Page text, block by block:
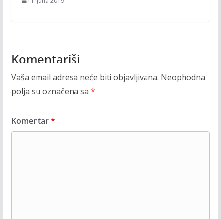
Komentariši
Vaša email adresa neće biti objavljivana. Neophodna
polja su označena sa *
Komentar*